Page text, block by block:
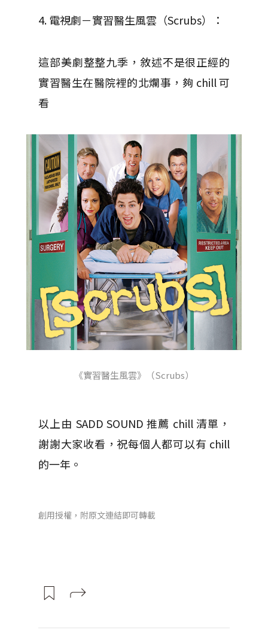
4. 電視劇－實習醫生風雲（Scrubs）：
這部美劇整整九季，敘述不是很正經的
實習醫生在醫院裡的北爛事，夠 chill 可
看
《實習醫生風雲》（Scrubs）
以上由 SADD SOUND 推薦 chill 清單，
謝謝大家收看，祝每個人都可以有 chill
的一年。
創用授權，附原文連結即可轉載